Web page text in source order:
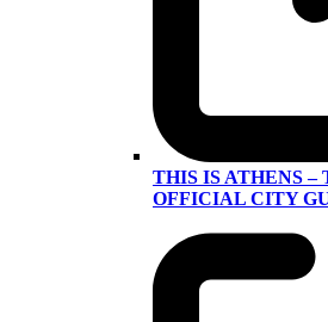
THIS IS ATHENS –
OFFICIAL CITY